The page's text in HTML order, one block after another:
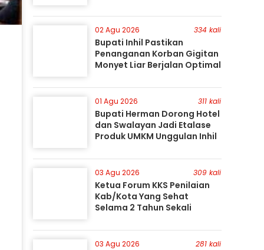
02 Agu 2026 334 kali
Bupati Inhil Pastikan
Penanganan Korban Gigitan
Monyet Liar Berjalan Optimal
01 Agu 2026 311 kali
Bupati Herman Dorong Hotel
dan Swalayan Jadi Etalase
Produk UMKM Unggulan Inhil
03 Agu 2026 309 kali
Ketua Forum KKS Penilaian
Kab/Kota Yang Sehat
Selama 2 Tahun Sekali
03 Agu 2026 281 kali